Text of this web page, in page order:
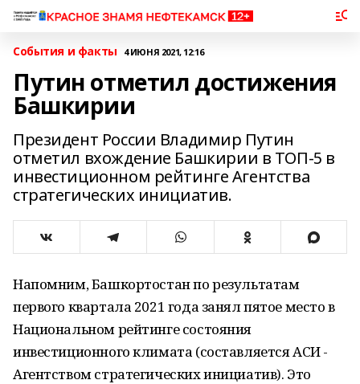
События и факты 4 ИЮНЯ 2021, 12:16
Путин отметил достижения
Башкирии
Президент России Владимир Путин
отметил вхождение Башкирии в ТОП-5 в
инвестиционном рейтинге Агентства
стратегических инициатив.
Напомним, Башкортостан по результатам
первого квартала 2021 года занял пятое место в
Национальном рейтинге состояния
инвестиционного климата (составляется АСИ -
Агентством стратегических инициатив). Это